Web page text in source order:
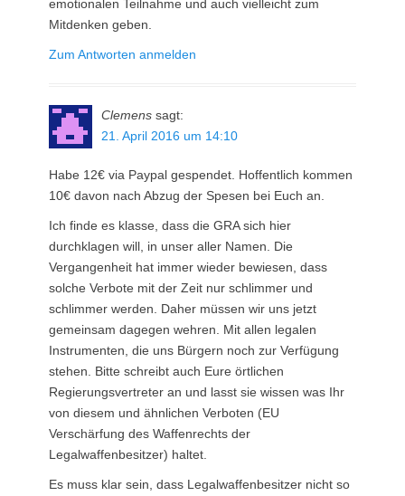
emotionalen Teilnahme und auch vielleicht zum
Mitdenken geben.
Zum Antworten anmelden
Clemens sagt:
21. April 2016 um 14:10
Habe 12€ via Paypal gespendet. Hoffentlich kommen
10€ davon nach Abzug der Spesen bei Euch an.
Ich finde es klasse, dass die GRA sich hier
durchklagen will, in unser aller Namen. Die
Vergangenheit hat immer wieder bewiesen, dass
solche Verbote mit der Zeit nur schlimmer und
schlimmer werden. Daher müssen wir uns jetzt
gemeinsam dagegen wehren. Mit allen legalen
Instrumenten, die uns Bürgern noch zur Verfügung
stehen. Bitte schreibt auch Eure örtlichen
Regierungsvertreter an und lasst sie wissen was Ihr
von diesem und ähnlichen Verboten (EU
Verschärfung des Waffenrechts der
Legalwaffenbesitzer) haltet.
Es muss klar sein, dass Legalwaffenbesitzer nicht so